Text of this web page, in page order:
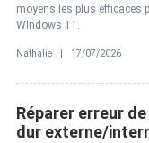
moyens les plus efficaces
Windows 11.
Nathalie | 17/07/2026
Réparer erreur
dur externe/